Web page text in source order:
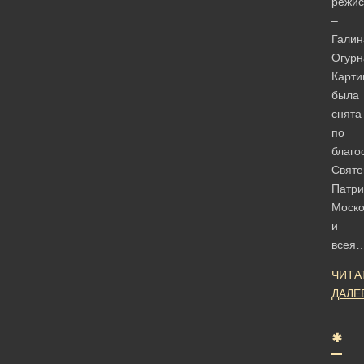
–
была
снята
по
и
*